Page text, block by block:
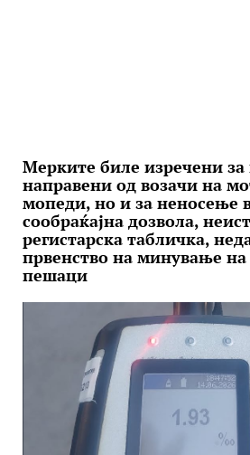
Мерките биле изречени
направени од возачи на
мопеди, но и за неносење
сообраќајна дозвола,
регистарска табличка,
првенство на минување
пешаци